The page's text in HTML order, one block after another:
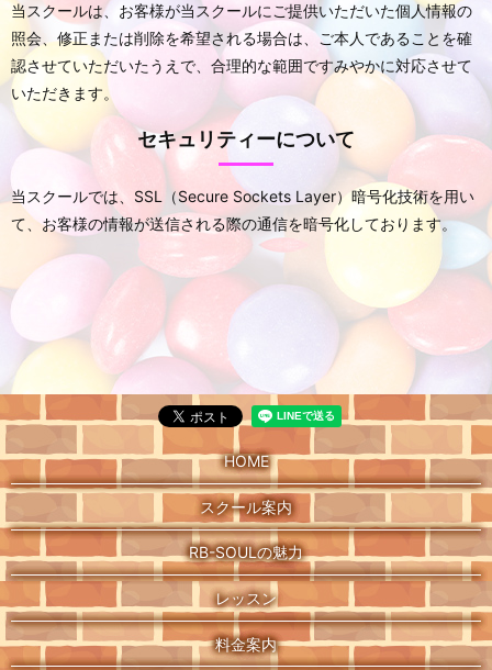
当スクールは、お客様が当スクールにご提供いただいた個人情報の
照会、修正または削除を希望される場合は、ご本人であることを確
認させていただいたうえで、合理的な範囲ですみやかに対応させて
いただきます。
セキュリティーについて
当スクールでは、SSL（Secure Sockets Layer）暗号化技術を用い
て、お客様の情報が送信される際の通信を暗号化しております。
HOME
スクール案内
RB-SOULの魅力
レッスン
料金案内